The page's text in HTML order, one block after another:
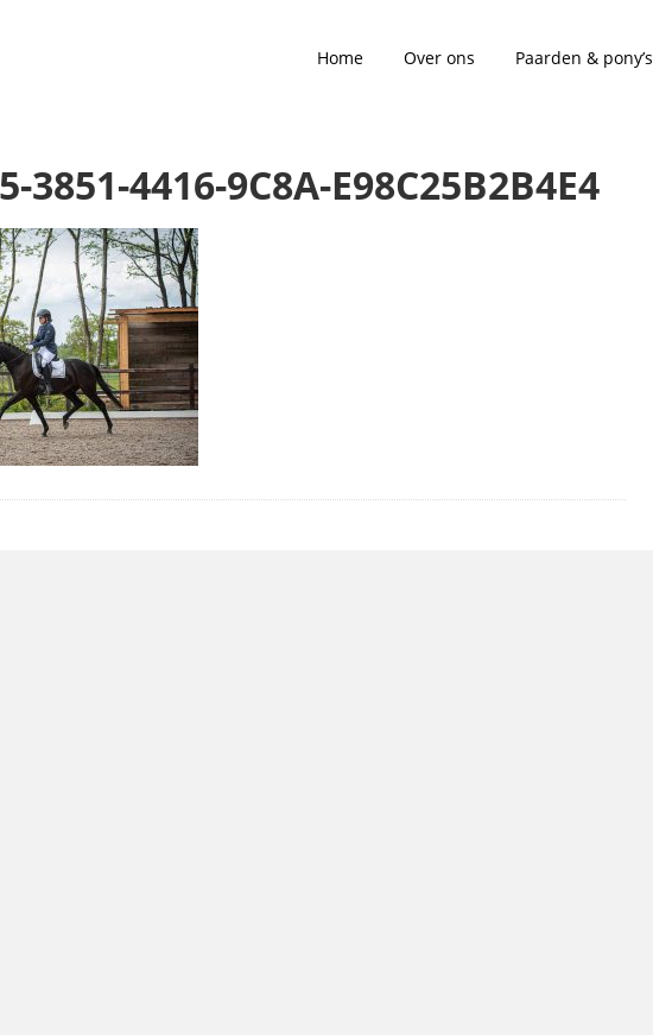
Home Over ons Paarden & pony’s
3851-4416-9C8A-E98C25B2B4E4